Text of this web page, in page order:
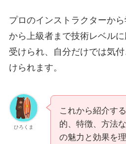
プロのインストラクターか
から上級者まで技術レベル
受けられ、自分だけでは気
けられます。
ひろくま
これから紹介す
的、特徴、方法
の魅力と効果を